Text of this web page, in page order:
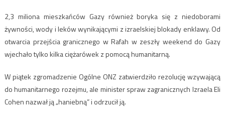
2,3 miliona mieszkańców Gazy również boryka się z niedoborami
żywności, wody i leków wynikającymi z izraelskiej blokady enklawy. Od
otwarcia przejścia granicznego w Rafah w zeszły weekend do Gazy
wjechało tylko kilka ciężarówek z pomocą humanitarną.
W piątek zgromadzenie Ogólne ONZ zatwierdziło rezolucję wzywającą
do humanitarnego rozejmu, ale minister spraw zagranicznych Izraela Eli
Cohen nazwał ją „haniebną” i odrzucił ją.